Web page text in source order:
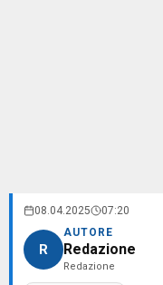
08.04.2025 07:20
R
AUTORE
Redazione
Redazione